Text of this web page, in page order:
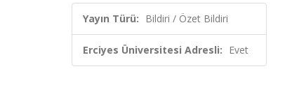
Yayın Türü: Bildiri / Özet Bildiri
Erciyes Üniversitesi Adresli: Evet